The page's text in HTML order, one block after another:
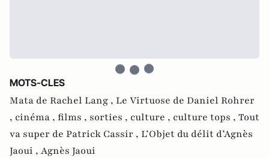
MOTS-CLES
Mata de Rachel Lang , Le Virtuose de Daniel Rohrer
, cinéma , films , sorties , culture , culture tops , Tout
va super de Patrick Cassir , L’Objet du délit d’Agnès
Jaoui , Agnès Jaoui